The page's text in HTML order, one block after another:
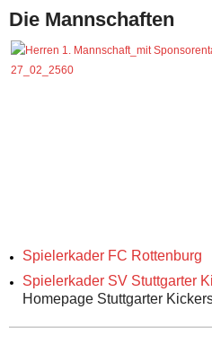
Die Mannschaften
Spielerkader FC Rottenburg
Spielerkader SV Stuttgarter
Homepage Stuttgarter